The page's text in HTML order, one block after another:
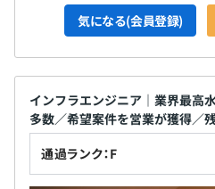
気になる(会員登録)
インフラエンジニア｜業界最高
多数／希望案件を営業が獲得／
通過ランク：F